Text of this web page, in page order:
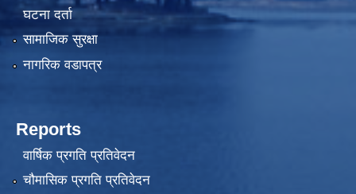
घटना दर्ता
सामाजिक सुरक्षा
नागरिक वडापत्र
Reports
वार्षिक प्रगति प्रतिवेदन
चौमासिक प्रगति प्रतिवेदन